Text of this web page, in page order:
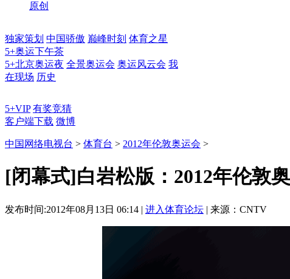
原创
独家策划 中国骄傲 巅峰时刻 体育之星
5+奥运下午茶
5+北京奥运夜 全景奥运会 奥运风云会 我
在现场 历史
5+VIP 有奖竞猜
客户端下载 微博
中国网络电视台 > 体育台 > 2012年伦敦奥运会 >
[闭幕式]白岩松版：2012年伦敦
发布时间:2012年08月13日 06:14 | 进入体育论坛 | 来源：CNTV